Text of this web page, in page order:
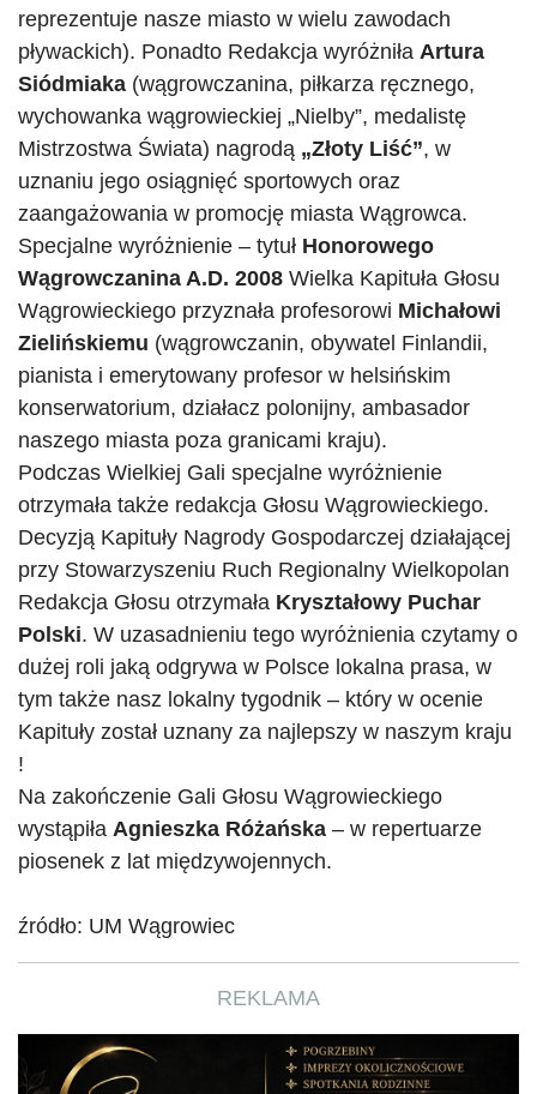
reprezentuje nasze miasto w wielu zawodach
pływackich). Ponadto Redakcja wyróżniła Artura
Siódmiaka (wągrowczanina, piłkarza ręcznego,
wychowanka wągrowieckiej „Nielby”, medalistę
Mistrzostwa Świata) nagrodą „Złoty Liść”, w
uznaniu jego osiągnięć sportowych oraz
zaangażowania w promocję miasta Wągrowca.
Specjalne wyróżnienie – tytuł Honorowego
Wągrowczanina A.D. 2008 Wielka Kapituła Głosu
Wągrowieckiego przyznała profesorowi Michałowi
Zielińskiemu (wągrowczanin, obywatel Finlandii,
pianista i emerytowany profesor w helsińskim
konserwatorium, działacz polonijny, ambasador
naszego miasta poza granicami kraju).
Podczas Wielkiej Gali specjalne wyróżnienie
otrzymała także redakcja Głosu Wągrowieckiego.
Decyzją Kapituły Nagrody Gospodarczej działającej
przy Stowarzyszeniu Ruch Regionalny Wielkopolan
Redakcja Głosu otrzymała Kryształowy Puchar
Polski. W uzasadnieniu tego wyróżnienia czytamy o
dużej roli jaką odgrywa w Polsce lokalna prasa, w
tym także nasz lokalny tygodnik – który w ocenie
Kapituły został uznany za najlepszy w naszym kraju
!
Na zakończenie Gali Głosu Wągrowieckiego
wystąpiła Agnieszka Różańska – w repertuarze
piosenek z lat międzywojennych.
źródło: UM Wągrowiec
REKLAMA